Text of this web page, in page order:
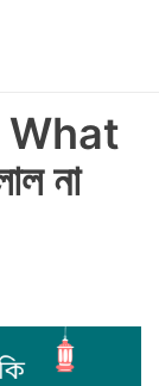
What
না